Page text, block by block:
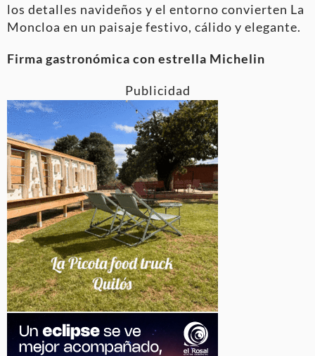
los detalles navideños y el entorno convierten La
Moncloa en un paisaje festivo, cálido y elegante.
Firma gastronómica con estrella Michelin
Publicidad